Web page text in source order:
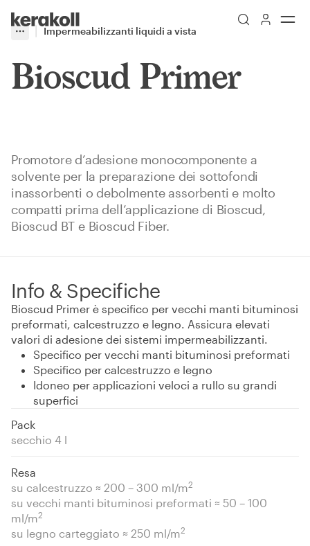
Go to Homepage
More
Toggle menu
Impermeabilizzanti liquidi a vista
Bioscud Primer
Promotore d’adesione monocomponente a
solvente per la preparazione dei sottofondi
inassorbenti o debolmente assorbenti e molto
compatti prima dell’applicazione di Bioscud,
Bioscud BT e Bioscud Fiber.
Info & Specifiche
Bioscud Primer è specifico per vecchi manti bituminosi
preformati, calcestruzzo e legno. Assicura elevati
valori di adesione dei sistemi impermeabilizzanti.
Specifico per vecchi manti bituminosi preformati
Specifico per calcestruzzo e legno
Idoneo per applicazioni veloci a rullo su grandi
superfici
Pack
secchio 4 l
Resa
su calcestruzzo ≈ 200 – 300 ml/m2
su vecchi manti bituminosi preformati ≈ 50 – 100
ml/m2
su legno carteggiato ≈ 250 ml/m2